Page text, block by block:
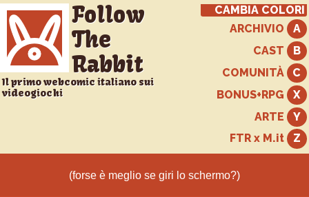
Follow
The
Rabbit
Il primo webcomic italiano sui
videogiochi
CAMBIA COLORI
ARCHIVIO
CAST
COMUNITÀ
BONUS+RPG
ARTE
FTR x M.it